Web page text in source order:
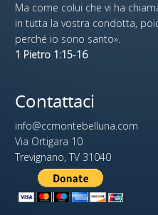
Ma come colui che vi ha
in tutta la vostra condotta,
perché io sono santo».
1 Pietro 1:15-16
Contattaci
info@ccmontebelluna.com
Via Ortigara 10
Trevignano, TV 31040